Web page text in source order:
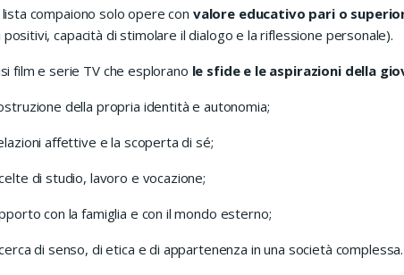
compaiono solo opere con valore educativo pari o
capacità di stimolare il dialogo e la riflessione personale).
film e serie TV che esplorano le sfide e le aspirazioni della
della propria identità e autonomia;
affettive e la scoperta di sé;
di studio, lavoro e vocazione;
con la famiglia e con il mondo esterno;
di senso, di etica e di appartenenza in una società complessa.